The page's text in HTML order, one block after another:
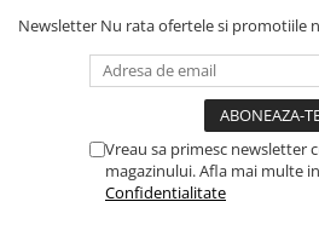
Newsletter Nu rata ofertele si promotiile
Vreau sa primesc newsletter
magazinului. Afla mai multe in
Confidentialitate